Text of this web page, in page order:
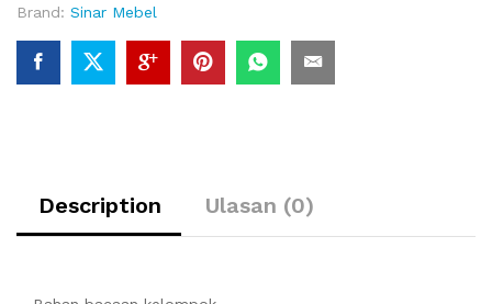
Brand: Sinar Mebel
Description Ulasan (0)